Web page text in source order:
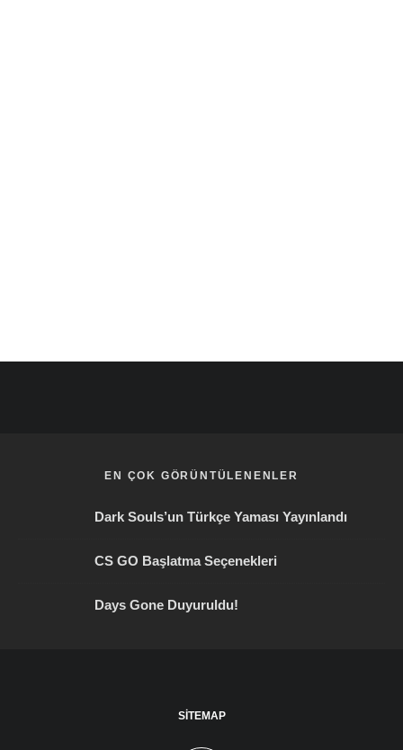
EN ÇOK GÖRÜNTÜLENENLER
Dark Souls’un Türkçe Yaması Yayınlandı
CS GO Başlatma Seçenekleri
Days Gone Duyuruldu!
SITEMAP